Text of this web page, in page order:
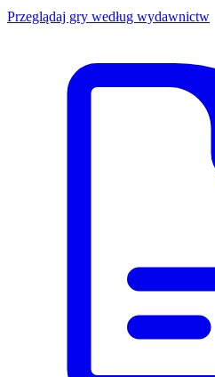
Przeglądaj gry według wydawnictw